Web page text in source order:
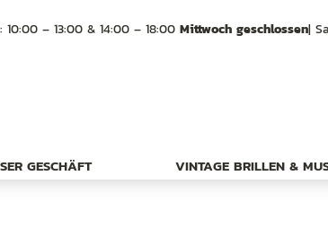
10:00 – 13:00 & 14:00 – 18:00 Mittwoch geschlossen|
GESCHÄFT VINTAGE BRILLEN &